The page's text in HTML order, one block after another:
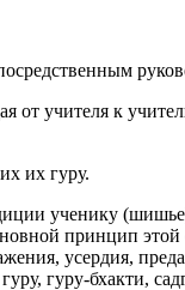
учителя к
их гуру.
ученику
принцип
усердия,
гуру-бхакти,